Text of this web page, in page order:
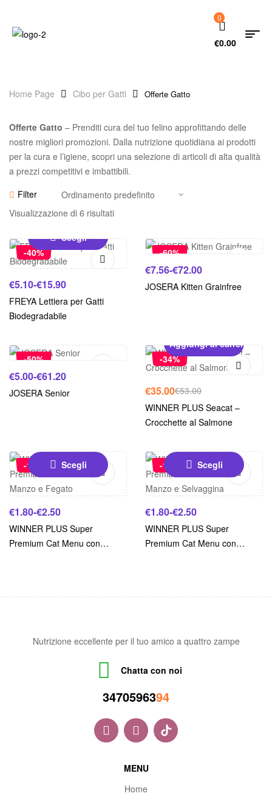
0
€0.00
Home Page Cibo per Gatti Offerte Gatto
Offerte Gatto – Prenditi cura del tuo felino approfittando delle
nostre migliori promozioni. Dalla nutrizione quotidiana ai prodotti
per la cura e l’igiene, scopri una selezione di articoli di alta qualità
a prezzi competitivi e imbattibili.
Filter
Visualizzazione di 6 risultati
-40%
Scegli
€5.10-€15.90
FREYA Lettiera per Gatti
Biodegradabile
-60%
€7.56-€72.00
JOSERA Kitten Grainfree
-50%
€5.00-€61.20
JOSERA Senior
-34%
Aggiungi al carrello
€53.00
€35.00
WINNER PLUS Seacat –
Crocchette al Salmone
-17% Scegli
€1.80-€2.50
WINNER PLUS Super
Premium Cat Menu con
-17% Scegli
€1.80-€2.50
WINNER PLUS Super
Premium Cat Menu con
Nutrizione eccellente per il tuo amico a quattro zampe
Chatta con noi
3470596394
MENU
Home